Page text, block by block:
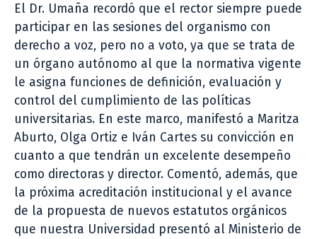
El Dr. Umaña recordó que el rector siempre puede
participar en las sesiones del organismo con
derecho a voz, pero no a voto, ya que se trata de
un órgano autónomo al que la normativa vigente
le asigna funciones de definición, evaluación y
control del cumplimiento de las políticas
universitarias. En este marco, manifestó a Maritza
Aburto, Olga Ortiz e Iván Cartes su convicción en
cuanto a que tendrán un excelente desempeño
como directoras y director. Comentó, además, que
la próxima acreditación institucional y el avance
de la propuesta de nuevos estatutos orgánicos
que nuestra Universidad presentó al Ministerio de